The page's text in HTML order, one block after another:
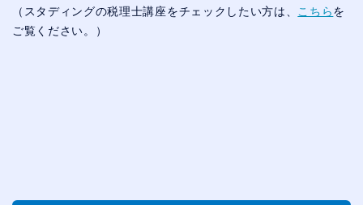
（スタディングの税理士講座をチェックしたい方は、 こちら を
ご覧ください。）